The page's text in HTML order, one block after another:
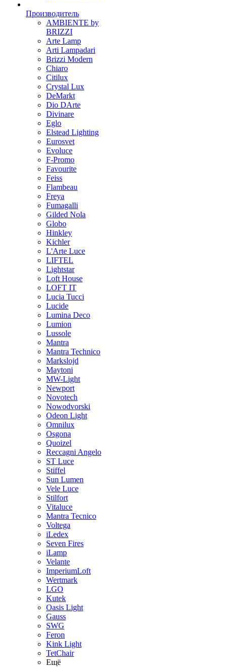
Производитель
AMBIENTE by
BRIZZI
Arte Lamp
Arti Lampadari
Brizzi Modern
Chiaro
Citilux
Crystal Lux
DeMarkt
Dio DArte
Divinare
Eglo
Elstead Lighting
Eurosvet
Evoluce
F-Promo
Favourite
Feiss
Flambeau
Freya
Fumagalli
Gilded Nola
Globo
Hinkley
Kichler
L'Arte Luce
LIFTEL
Lightstar
Loft House
LOFT IT
Lucia Tucci
Lucide
Lumina Deco
Lumion
Lussole
Mantra
Mantra Technico
Markslojd
Maytoni
MW-Light
Newport
Novotech
Nowodvorski
Odeon Light
Omnilux
Osgona
Quoizel
Reccagni Angelo
ST Luce
Stiffel
Sun Lumen
Vele Luce
Stilfort
Vitaluce
Mantra Tecnico
Voltega
iLedex
Seven Fires
iLamp
Velante
ImperiumLoft
Wertmark
LGO
Kutek
Oasis Light
Gauss
SWG
Feron
Kink Light
TetСhair
Ещё